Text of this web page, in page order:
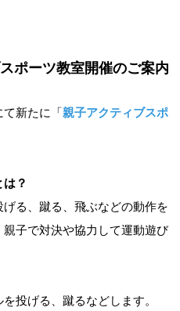
ポーツ教室開催のご案内
て新たに「親子アクティブスポ
？
る、蹴る、飛ぶなどの動作を
子で対決や協力して運動遊び
投げる、蹴るなどします。